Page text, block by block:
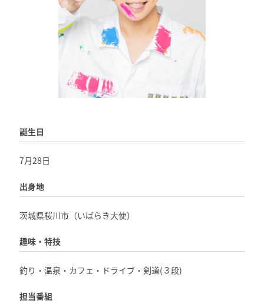
誕生日
7月28日
出身地
茨城県桜川市（いばらき大使）
趣味・特技
釣り・温泉・カフェ・ドライブ・剣道(３段)
担当番組